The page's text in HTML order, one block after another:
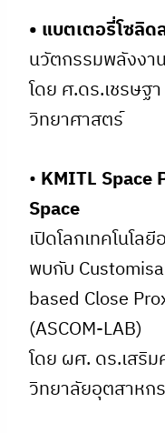
• แบตเตอรี่โซลิ
นวัตกรรมพลังงา
โดย ศ.ดร.เชรษ
วิทยาศาสตร์
• KMITL Space
Space
เปิดโลกเทคโนโล
พบกับ
based Close
(ASCOM-LAB)
โดย ผศ. ดร.เสริ
วิทยาลัยอุตสาหก